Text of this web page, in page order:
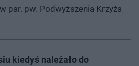
par. pw. Podwyższenia Krzyża
kiedyś należało do